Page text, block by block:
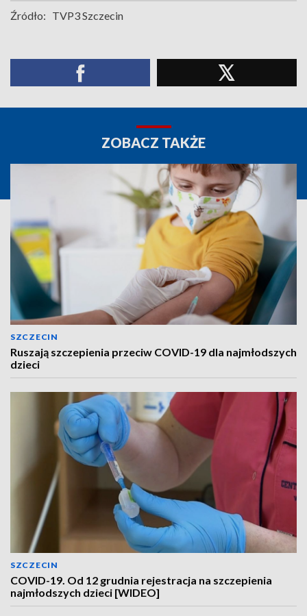
Źródło: TVP3 Szczecin
ZOBACZ TAKŻE
SZCZECIN
Ruszają szczepienia przeciw COVID-19 dla najmłodszych
dzieci
SZCZECIN
COVID-19. Od 12 grudnia rejestracja na szczepienia
najmłodszych dzieci [WIDEO]